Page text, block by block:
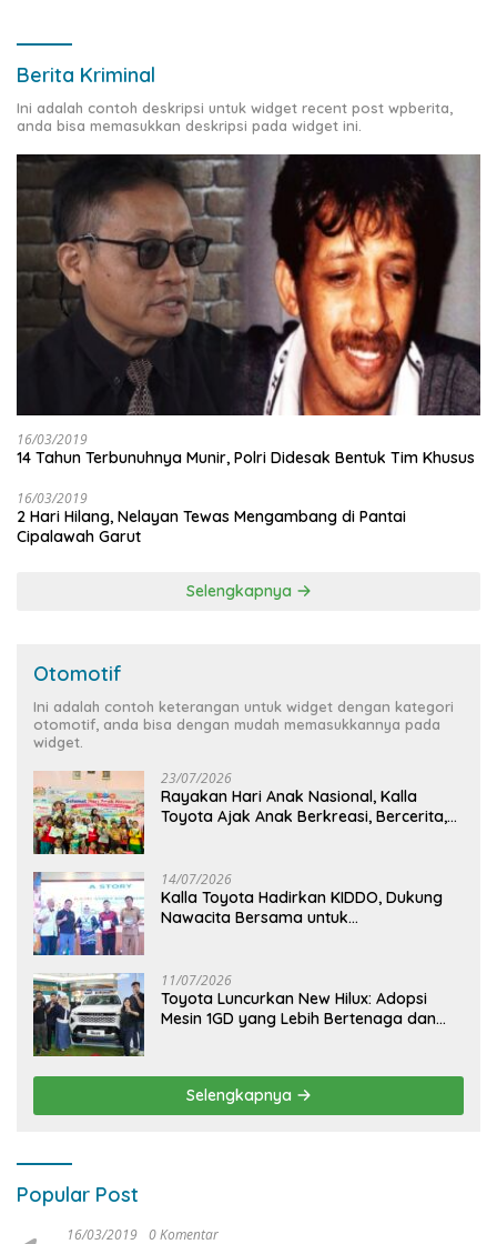
Berita Kriminal
Ini adalah contoh deskripsi untuk widget recent post wpberita,
anda bisa memasukkan deskripsi pada widget ini.
16/03/2019
14 Tahun Terbunuhnya Munir, Polri Didesak Bentuk Tim Khusus
16/03/2019
2 Hari Hilang, Nelayan Tewas Mengambang di Pantai
Cipalawah Garut
Selengkapnya
Otomotif
Ini adalah contoh keterangan untuk widget dengan kategori
otomotif, anda bisa dengan mudah memasukkannya pada
widget.
23/07/2026
Rayakan Hari Anak Nasional, Kalla
Toyota Ajak Anak Berkreasi, Bercerita,
14/07/2026
Kalla Toyota Hadirkan KIDDO, Dukung
Nawacita Bersama untuk
11/07/2026
Toyota Luncurkan New Hilux: Adopsi
Mesin 1GD yang Lebih Bertenaga dan
Selengkapnya
Popular Post
16/03/2019 0 Komentar